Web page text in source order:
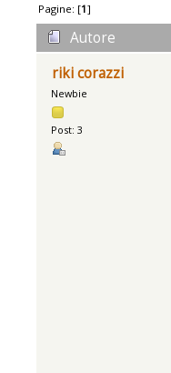
Pagine: [1]
Autore
riki corazzi
Newbie
Post: 3